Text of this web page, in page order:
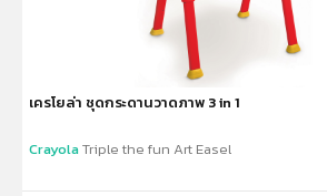
คำเตือน/ข้อห้าม:
ห้ามแยกชิ้นส่วนออกจากกัน ชิ้นส่วนมีขนา
งานในการดูแลของผู้ปกครอง หรือผู้เชี่ยว
และขว้างปา
เครโยล่า ชุดกระดานวาดภาพ 3 in 1
CrayolaTriple the fun Art Easel